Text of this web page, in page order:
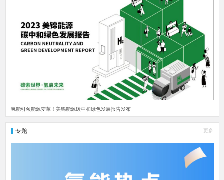
氢能引领能源变革！美锦能源碳中和绿色发展报告发布
专题 更多